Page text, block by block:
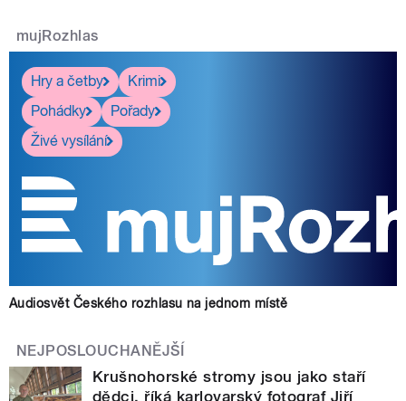
mujRozhlas
Hry a četby
Krimi
Pohádky
Pořady
Živé vysílání
Audiosvět Českého rozhlasu na jednom místě
NEJPOSLOUCHANĚJŠÍ
Krušnohorské stromy jsou jako staří
dědci, říká karlovarský fotograf Jiří